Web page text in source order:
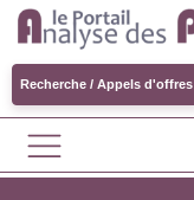
Recherche / Appels d'offres